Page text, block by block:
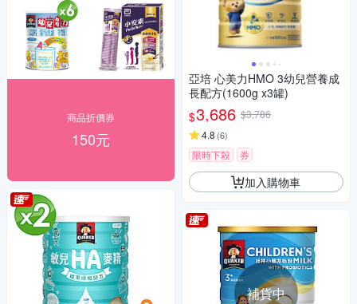
商品折價券
150元
亞培 心美力HMO 3幼兒營養成
長配方(1600g x3罐)
$3,686 $3,786
4.8 (6)
限時下殺 券
加入購物車
補貨中